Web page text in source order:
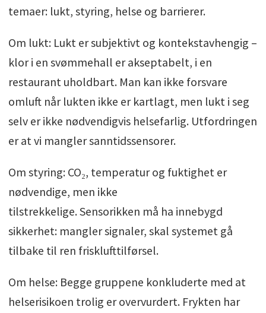
temaer: lukt, styring, helse og barrierer.
Om lukt: Lukt er subjektivt og kontekstavhengig –
klor i en svømmehall er akseptabelt, i en
restaurant uholdbart. Man kan ikke forsvare
omluft når lukten ikke er kartlagt, men lukt i seg
selv er ikke nødvendigvis helsefarlig. Utfordringen
er at vi mangler sanntidssensorer.
Om styring: CO₂, temperatur og fuktighet er
nødvendige, men ikke
tilstrekkelige. Sensorikken må ha innebygd
sikkerhet: mangler signaler, skal systemet gå
tilbake til ren frisklufttilførsel.
Om helse: Begge gruppene konkluderte med at
helserisikoen trolig er overvurdert. Frykten har